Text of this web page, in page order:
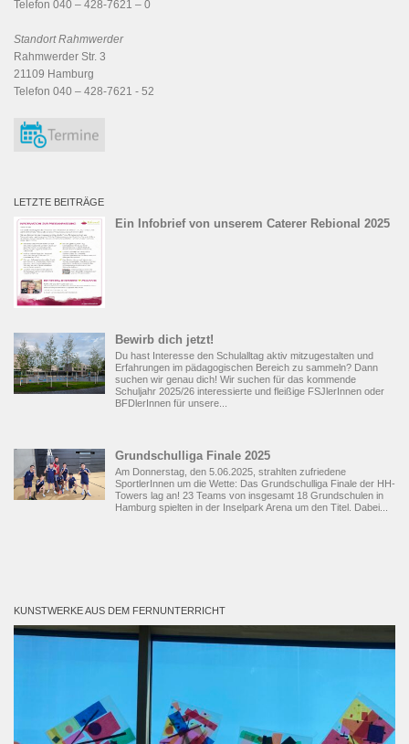
Telefon 040 – 428-7621 – 0
Standort Rahmwerder
Rahmwerder Str. 3
21109 Hamburg
Telefon 040 – 428-7621 - 52
LETZTE BEITRÄGE
Ein Infobrief von unserem Caterer Rebional 2025
Bewirb dich jetzt!
Du hast Interesse den Schulalltag aktiv mitzugestalten und
Erfahrungen im pädagogischen Bereich zu sammeln? Dann
suchen wir genau dich! Wir suchen für das kommende
Schuljahr 2025/26 interessierte und fleißige FSJlerInnen oder
BFDlerInnen für unsere...
Grundschulliga Finale 2025
Am Donnerstag, den 5.06.2025, strahlten zufriedene
SportlerInnen um die Wette: Das Grundschulliga Finale der HH-
Towers lag an! 23 Teams von insgesamt 18 Grundschulen in
Hamburg spielten in der Inselpark Arena um den Titel. Dabei...
KUNSTWERKE AUS DEM FERNUNTERRICHT